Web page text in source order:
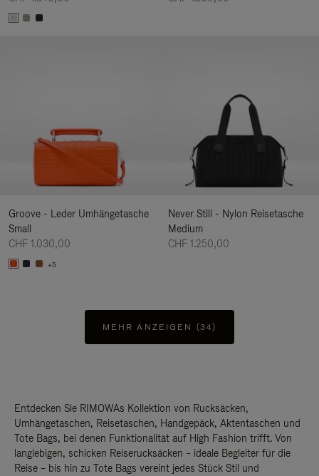
Groove - Leder Umhängetasche
Small
CHF 1.030,00
+5
Never Still - Nylon Reisetasche
Medium
CHF 1.250,00
MEHR ANZEIGEN (34)
Entdecken Sie RIMOWAs Kollektion von Rucksäcken,
Umhängetaschen, Reisetaschen, Handgepäck, Aktentaschen und
Tote Bags, bei denen Funktionalität auf High Fashion trifft. Von
langlebigen, schicken Reiserucksäcken – ideale Begleiter für die
Reise – bis hin zu Tote Bags vereint jedes Stück Stil und